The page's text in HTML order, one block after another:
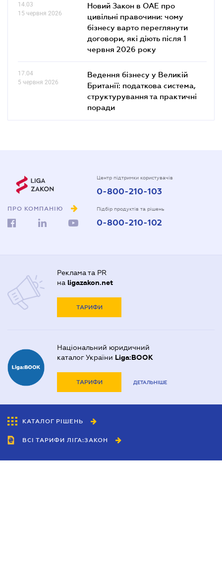
14.03
15 червня 2026
Новий Закон в ОАЕ про
цивільні правочини: чому
бізнесу варто переглянути
договори, які діють після 1
червня 2026 року
17.04
5 червня 2026
Ведення бізнесу у Великій
Британії: податкова система,
структурування та практичні
поради
ПРО КОМПАНІЮ
Центр підтримки користувачів
0-800-210-103
Підбір продуктів та рішень
0-800-210-102
Реклама та PR
на ligazakon.net
ТАРИФИ
Національний юридичний
каталог України Liga:BOOK
ТАРИФИ ДЕТАЛЬНІШЕ
КАТАЛОГ РІШЕНЬ
ВСІ ТАРИФИ ЛІГА:ЗАКОН